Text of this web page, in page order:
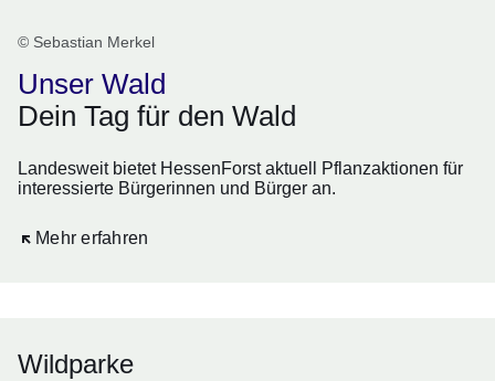
© Sebastian Merkel
Unser Wald
Dein Tag für den Wald
Landesweit bietet HessenForst aktuell Pflanzaktionen für
interessierte Bürgerinnen und Bürger an.
Mehr erfahren
Öffnet sich in einem neuen Fenster
Wildparke